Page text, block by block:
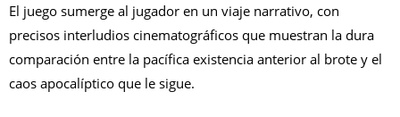
El juego sumerge al jugador en un viaje narrativo, con
precisos interludios cinematográficos que muestran la dura
comparación entre la pacífica existencia anterior al brote y el
caos apocalíptico que le sigue.